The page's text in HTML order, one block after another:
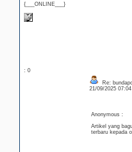
{___ONLINE___}
: 0
Re:
21/09/2025
Anonymous :
Artikel yang
terbaru kepada